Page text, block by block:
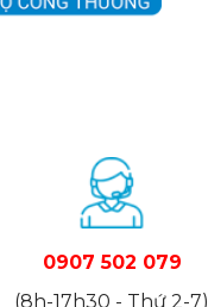
0907 502 079
(8h-17h30 - Thứ 2-7)